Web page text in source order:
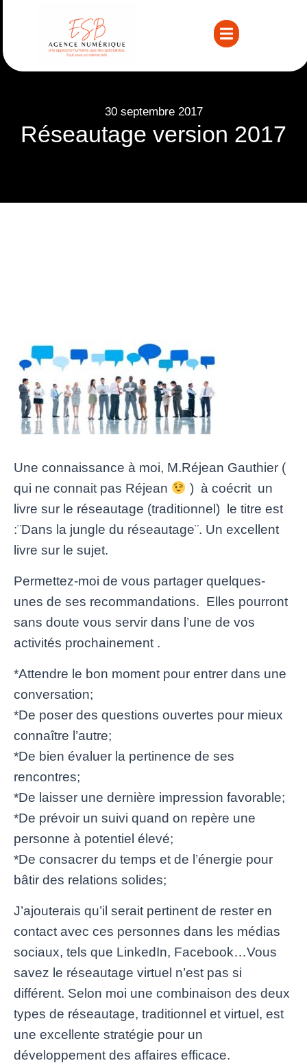
30 septembre 2017
Réseautage version 2017
Une connaissance à moi, M.Réjean Gauthier (
qui ne connait pas Réjean
) à coécrit un
livre sur le réseautage (traditionnel) le titre est
:¨Dans la jungle du réseautage¨. Un excellent
livre sur le sujet.
Permettez-moi de vous partager quelques-
unes de ses recommandations. Elles pourront
sans doute vous servir dans l’une de vos
activités prochainement .
*Attendre le bon moment pour entrer dans une
conversation;
*De poser des questions ouvertes pour mieux
connaître l’autre;
*De bien évaluer la pertinence de ses
rencontres;
*De laisser une dernière impression favorable;
*De prévoir un suivi quand on repère une
personne à potentiel élevé;
*De consacrer du temps et de l’énergie pour
bâtir des relations solides;
J’ajouterais qu’il serait pertinent de rester en
contact avec ces personnes dans les médias
sociaux, tels que LinkedIn, Facebook…Vous
savez le réseautage virtuel n’est pas si
différent. Selon moi une combinaison des deux
types de réseautage, traditionnel et virtuel, est
une excellente stratégie pour un
développement des affaires efficace.